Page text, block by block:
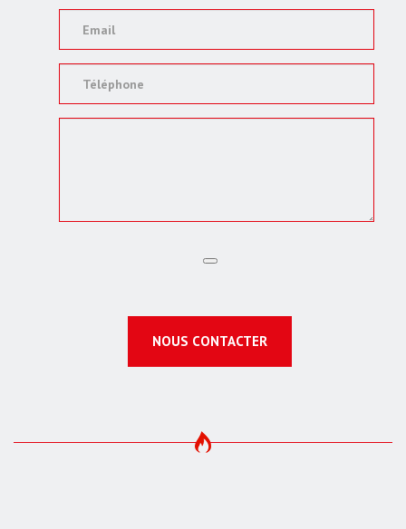
NOUS CONTACTER